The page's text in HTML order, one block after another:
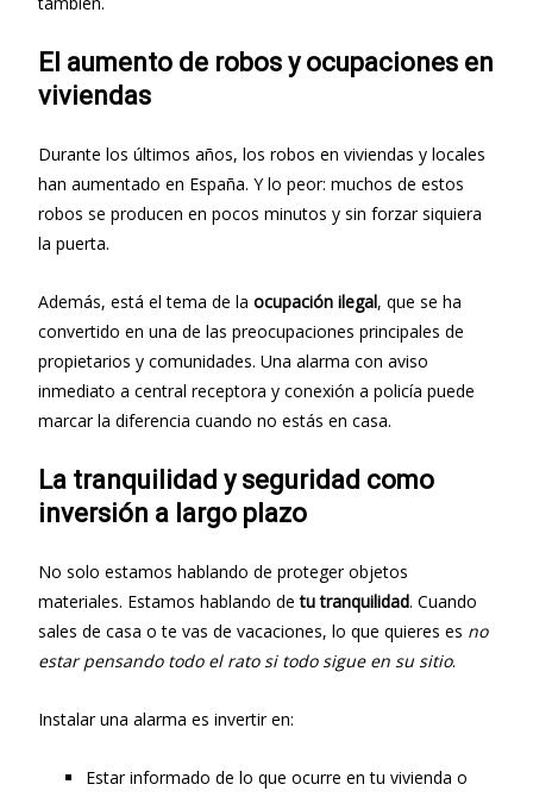
El aumento de robos y ocupaciones en
viviendas
Durante los últimos años, los robos en viviendas y locales
han aumentado en España. Y lo peor: muchos de estos
robos se producen en pocos minutos y sin forzar siquiera
la puerta.
Además, está el tema de la ocupación ilegal, que se ha
convertido en una de las preocupaciones principales de
propietarios y comunidades. Una alarma con aviso
inmediato a central receptora y conexión a policía puede
marcar la diferencia cuando no estás en casa.
La tranquilidad y seguridad como
inversión a largo plazo
No solo estamos hablando de proteger objetos
materiales. Estamos hablando detu tranquilidad. Cuando
sales de casa o te vas de vacaciones, lo que quieres es no
estar pensando todo el rato si todo sigue en su sitio.
Instalar una alarma es invertir en:
Estar informado de lo que ocurre en tu vivienda o